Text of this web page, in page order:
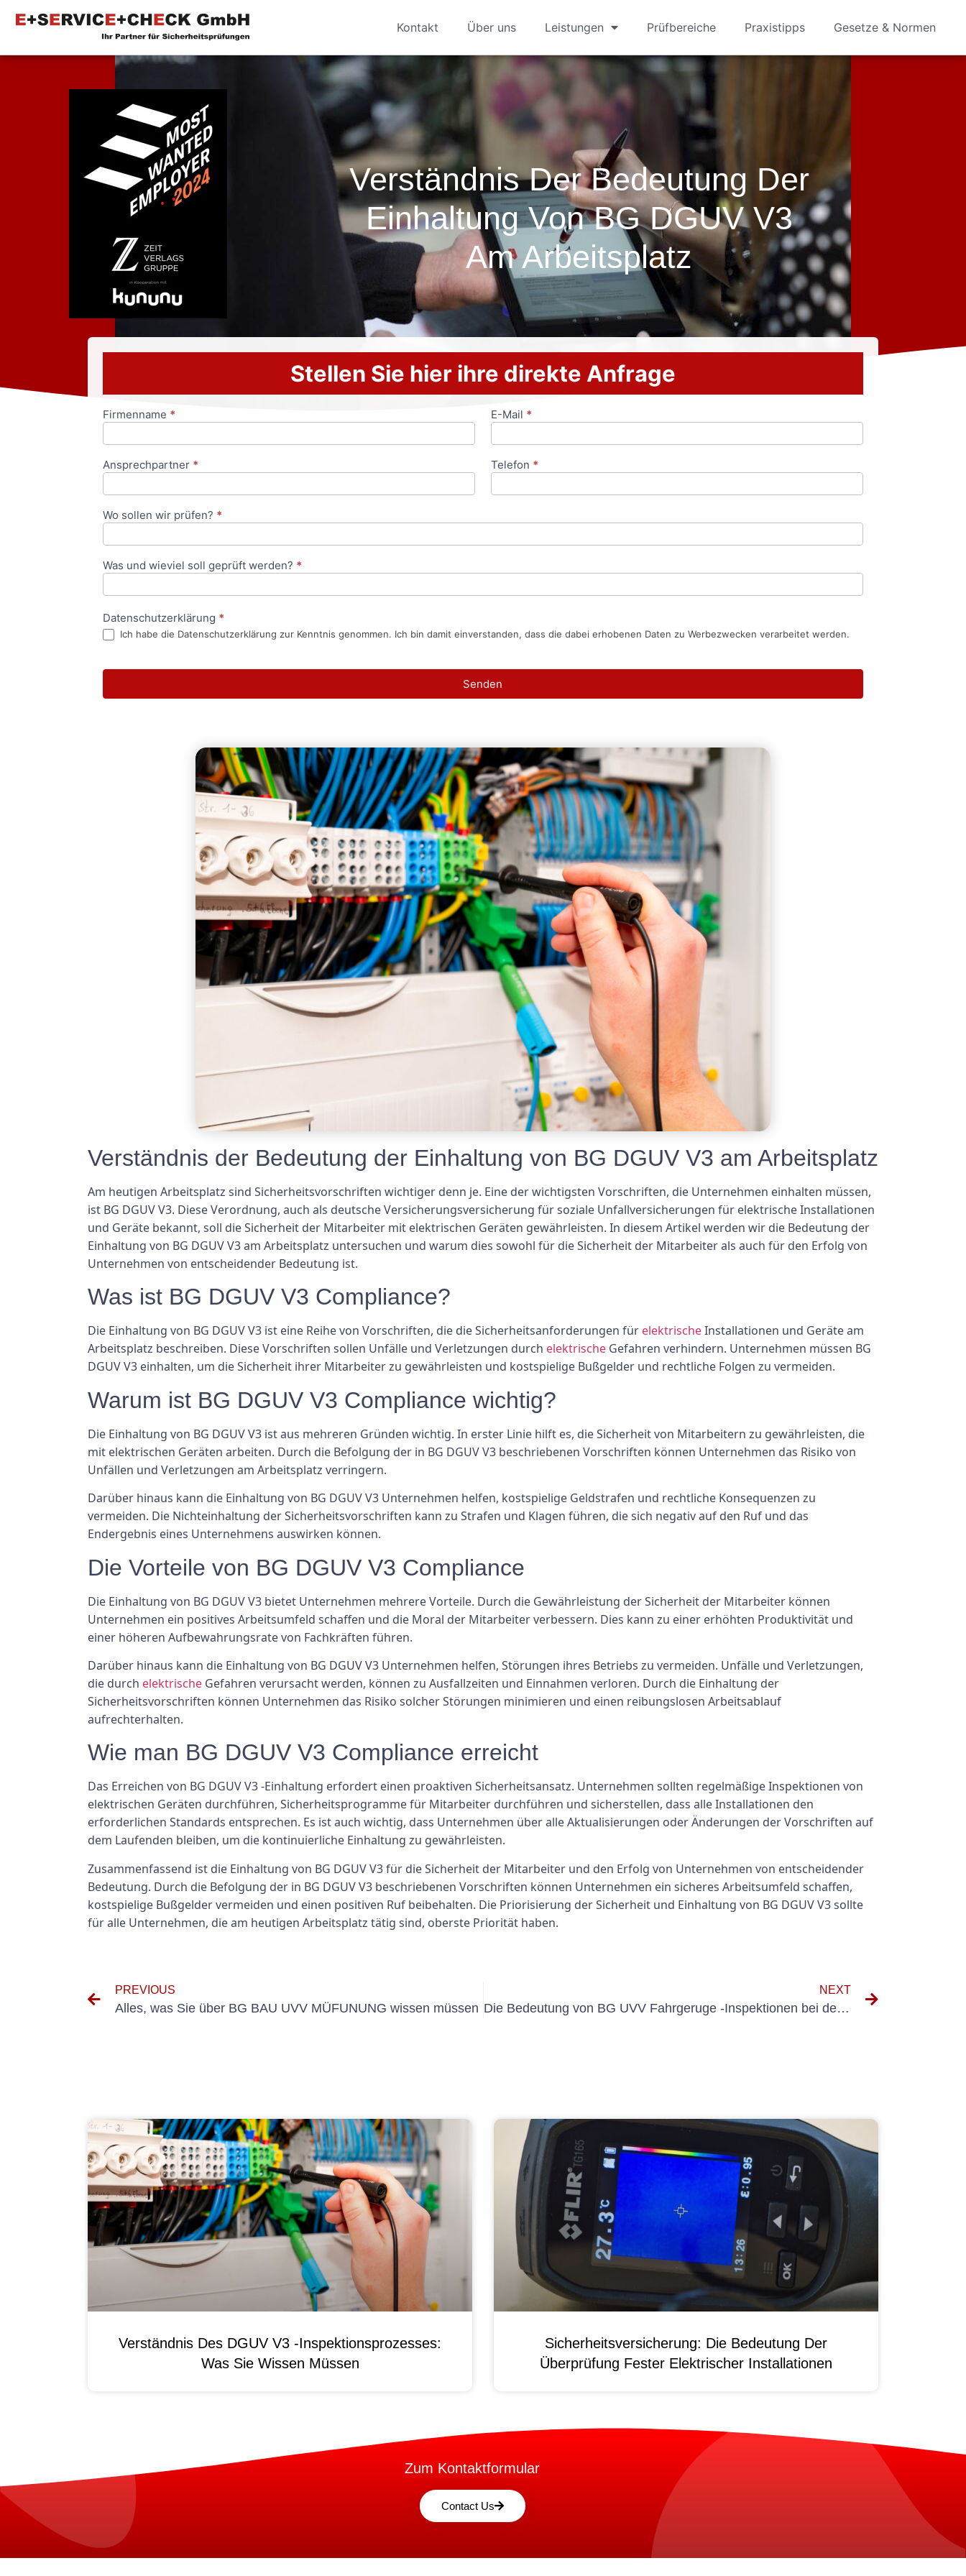
Kontakt Über uns Leistungen Prüfbereiche Praxistipps Gesetze & Normen
Verständnis Der Bedeutung Der
Einhaltung Von BG DGUV V3
Am Arbeitsplatz
Stellen Sie hier ihre direkte Anfrage
Anfrageformular
Firmenname * E-Mail *
Ansprechpartner * Telefon *
Wo sollen wir prüfen? *
Was und wieviel soll geprüft werden? *
Datenschutzerklärung *
Ich habe die Datenschutzerklärung zur Kenntnis genommen. Ich bin damit einverstanden, dass die dabei erhobenen Daten zu Werbezwecken verarbeitet werden.
Senden
Verständnis der Bedeutung der Einhaltung von BG DGUV V3 am Arbeitsplatz
Am heutigen Arbeitsplatz sind Sicherheitsvorschriften wichtiger denn je. Eine der wichtigsten Vorschriften, die Unternehmen einhalten müssen,
ist BG DGUV V3. Diese Verordnung, auch als deutsche Versicherungsversicherung für soziale Unfallversicherungen für elektrische Installationen
und Geräte bekannt, soll die Sicherheit der Mitarbeiter mit elektrischen Geräten gewährleisten. In diesem Artikel werden wir die Bedeutung der
Einhaltung von BG DGUV V3 am Arbeitsplatz untersuchen und warum dies sowohl für die Sicherheit der Mitarbeiter als auch für den Erfolg von
Unternehmen von entscheidender Bedeutung ist.
Was ist BG DGUV V3 Compliance?
Die Einhaltung von BG DGUV V3 ist eine Reihe von Vorschriften, die die Sicherheitsanforderungen für elektrischeInstallationen und Geräte am
Arbeitsplatz beschreiben. Diese Vorschriften sollen Unfälle und Verletzungen durch elektrische Gefahren verhindern. Unternehmen müssen BG
DGUV V3 einhalten, um die Sicherheit ihrer Mitarbeiter zu gewährleisten und kostspielige Bußgelder und rechtliche Folgen zu vermeiden.
Warum ist BG DGUV V3 Compliance wichtig?
Die Einhaltung von BG DGUV V3 ist aus mehreren Gründen wichtig. In erster Linie hilft es, die Sicherheit von Mitarbeitern zu gewährleisten, die
mit elektrischen Geräten arbeiten. Durch die Befolgung der in BG DGUV V3 beschriebenen Vorschriften können Unternehmen das Risiko von
Unfällen und Verletzungen am Arbeitsplatz verringern.
Darüber hinaus kann die Einhaltung von BG DGUV V3 Unternehmen helfen, kostspielige Geldstrafen und rechtliche Konsequenzen zu
vermeiden. Die Nichteinhaltung der Sicherheitsvorschriften kann zu Strafen und Klagen führen, die sich negativ auf den Ruf und das
Endergebnis eines Unternehmens auswirken können.
Die Vorteile von BG DGUV V3 Compliance
Die Einhaltung von BG DGUV V3 bietet Unternehmen mehrere Vorteile. Durch die Gewährleistung der Sicherheit der Mitarbeiter können
Unternehmen ein positives Arbeitsumfeld schaffen und die Moral der Mitarbeiter verbessern. Dies kann zu einer erhöhten Produktivität und
einer höheren Aufbewahrungsrate von Fachkräften führen.
Darüber hinaus kann die Einhaltung von BG DGUV V3 Unternehmen helfen, Störungen ihres Betriebs zu vermeiden. Unfälle und Verletzungen,
die durch elektrische Gefahren verursacht werden, können zu Ausfallzeiten und Einnahmen verloren. Durch die Einhaltung der
Sicherheitsvorschriften können Unternehmen das Risiko solcher Störungen minimieren und einen reibungslosen Arbeitsablauf
aufrechterhalten.
Wie man BG DGUV V3 Compliance erreicht
Das Erreichen von BG DGUV V3 -Einhaltung erfordert einen proaktiven Sicherheitsansatz. Unternehmen sollten regelmäßige Inspektionen von
elektrischen Geräten durchführen, Sicherheitsprogramme für Mitarbeiter durchführen und sicherstellen, dass alle Installationen den
erforderlichen Standards entsprechen. Es ist auch wichtig, dass Unternehmen über alle Aktualisierungen oder Änderungen der Vorschriften auf
dem Laufenden bleiben, um die kontinuierliche Einhaltung zu gewährleisten.
Zusammenfassend ist die Einhaltung von BG DGUV V3 für die Sicherheit der Mitarbeiter und den Erfolg von Unternehmen von entscheidender
Bedeutung. Durch die Befolgung der in BG DGUV V3 beschriebenen Vorschriften können Unternehmen ein sicheres Arbeitsumfeld schaffen,
kostspielige Bußgelder vermeiden und einen positiven Ruf beibehalten. Die Priorisierung der Sicherheit und Einhaltung von BG DGUV V3 sollte
für alle Unternehmen, die am heutigen Arbeitsplatz tätig sind, oberste Priorität haben.
PREVIOUS
Alles, was Sie über BG BAU UVV MÜFUNUNG wissen müssen
NEXT
Die Bedeutung von BG UVV Fahrgeruge -Inspektionen bei der Gewährleistung der Sicherheit am Arbeitsplatz
Verständnis Des DGUV V3 -Inspektionsprozesses:
Was Sie Wissen Müssen
Sicherheitsversicherung: Die Bedeutung Der
Überprüfung Fester Elektrischer Installationen
Zum Kontaktformular
Contact Us